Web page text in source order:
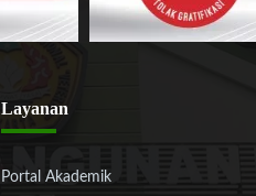
Layanan
Portal Akademik